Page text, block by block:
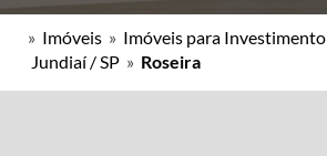
» Imóveis » Imóveis para Investimento
Jundiaí / SP » Roseira